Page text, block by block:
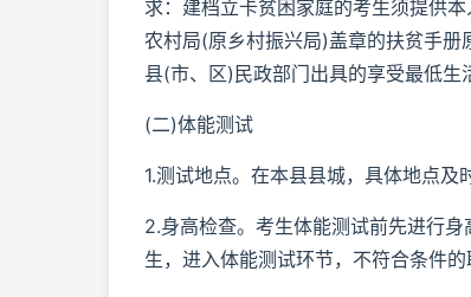
求：建档立卡贫困家庭的考生须提供
农村局(原乡村振兴局)盖章的扶贫手
县(市、区)民政部门出具的享受最低生
(二)体能测试
1.测试地点。在本县县城，具体地点及
2.身高检查。考生体能测试前先进行
生，进入体能测试环节，不符合条件的